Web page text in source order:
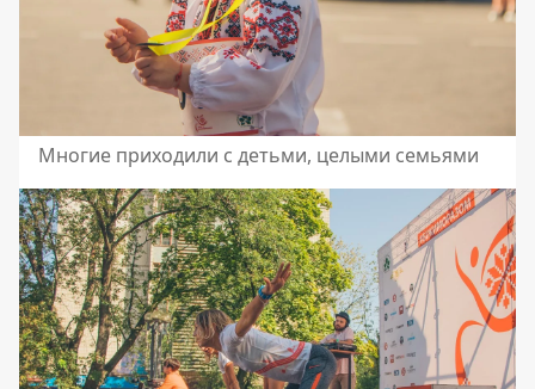
Многие приходили с детьми, целыми семьями